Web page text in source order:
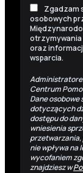
Zgadzam
osobowych
oraz
wsparcia.
Centrum
Dane
dotyczących
dostępu do
wniesienia
nie wpływa na
wycofaniem
znajdziesz w